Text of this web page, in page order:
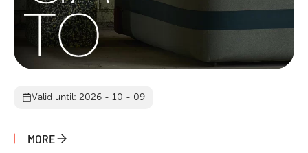
Valid until: 2026 - 10 - 09
MORE